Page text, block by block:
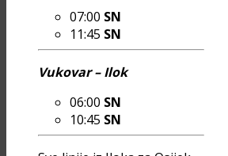
07:00 SN
11:45 SN
Vukovar – Ilok
06:00 SN
10:45 SN